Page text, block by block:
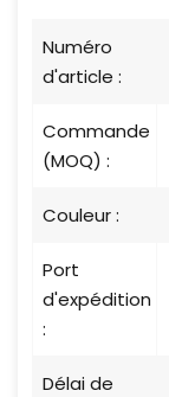
Numéro
d'article :
Commande
(MOQ) :
Couleur :
Port
d'expédition
:
Délai de